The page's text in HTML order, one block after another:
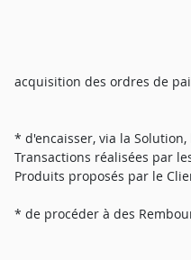
acquisition des ordres de
* d'encaisser, via la
Transactions réalisées par
Produits proposés par le
* de procéder à des